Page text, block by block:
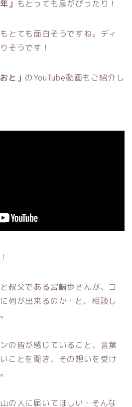
」 もとっても息がぴったり！
とても面白そうですね。ディ
そうです！
と」 のYouTube動画もご紹介し
叔父である宮﨑歩さんが、コ
何が出来るのか…と、相談し
の皆が感じていること、言葉
ことを聞き、その想いを受け
の人に届いてほしい…そんな